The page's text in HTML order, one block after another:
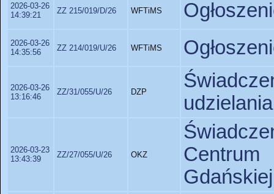
2026-03-26
14:39:21
ZZ 215/019/D/26 WFTiMS
2026-03-26
14:35:56
ZZ 214/019/U/26 WFTiMS
2026-03-26
13:16:46
ZZ/31/055/U/26 DZP
2026-03-23
13:43:39
ZZ/27/055/U/26 OKZ